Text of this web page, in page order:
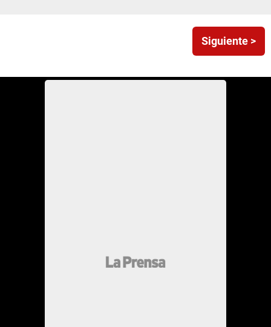
Siguiente >